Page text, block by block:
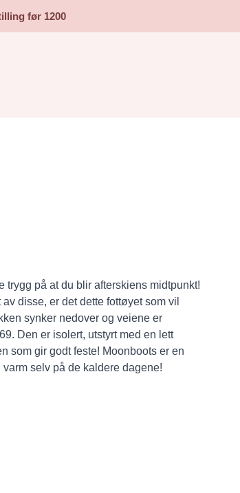
før 1200
på at du blir afterskiens midtpunkt!
disse, er det dette fottøyet som vil
synker nedover og veiene er
Den er isolert, utstyrt med en lett
som gir godt feste! Moonboots er en
selv på de kaldere dagene!